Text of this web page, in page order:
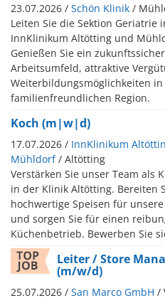
23.07.2026 / Schön Klinik /
Leiten Sie die Sektion Geriatrie
InnKlinikum Altötting und
Genießen Sie ein
Arbeitsumfeld, attraktive
Weiterbildungsmöglichkeiten
familienfreundlichen Region.
Koch (m|w|d)
17.07.2026 / InnKlinikum
Mühldorf / Altötting
Verstärken Sie unser Team als
in der Klinik Altötting. Bereiten
hochwertige Speisen für
und sorgen Sie für einen
Küchenbetrieb. Bewerben Sie
Leiter / Store
(m/w/d)
25.07.2026 / San Marco GmbH /